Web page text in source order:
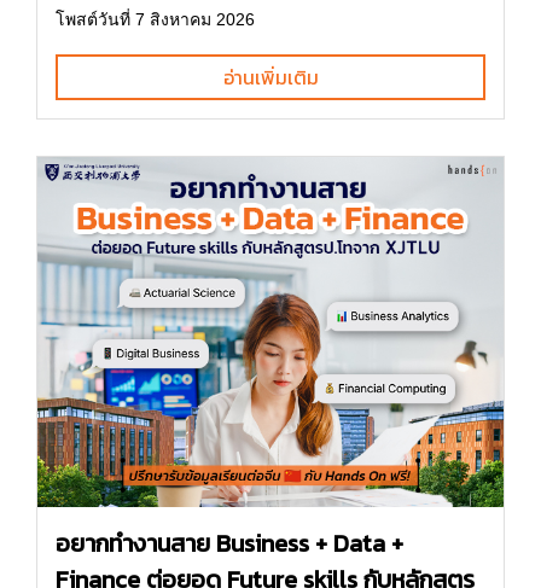
โพสต์วันที่ 7 สิงหาคม 2026
อ่านเพิ่มเติม
อยากทำงานสาย Business + Data +
Finance ต่อยอด Future skills กับหลักสูตร